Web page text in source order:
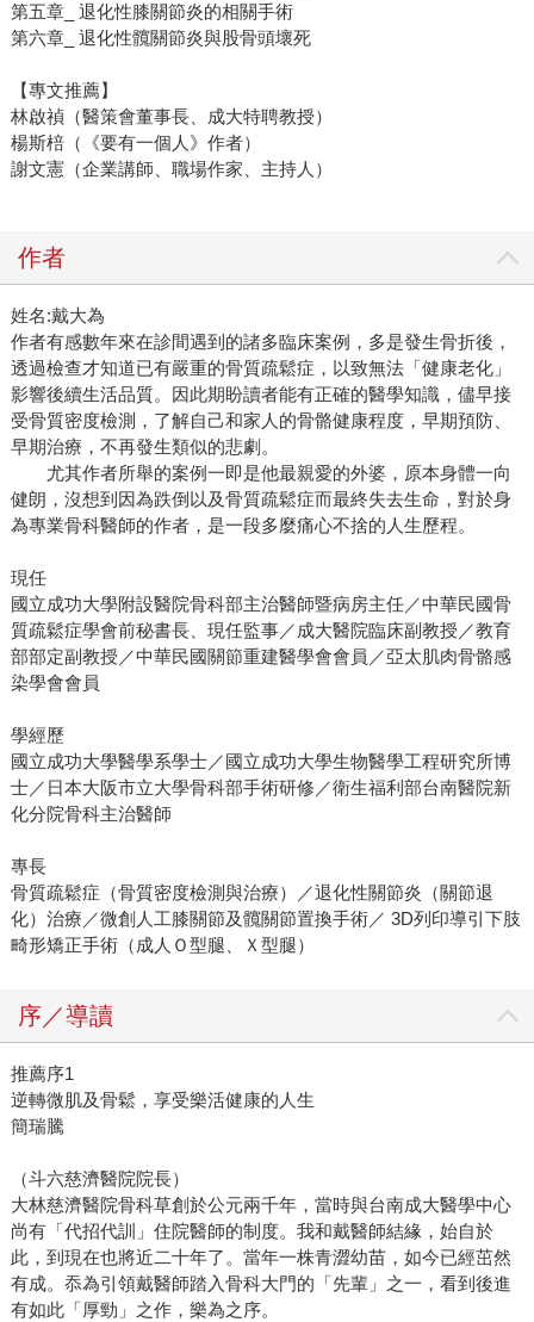
第五章_ 退化性膝關節炎的相關手術
第六章_ 退化性髖關節炎與股骨頭壞死
【專文推薦】
林啟禎（醫策會董事長、成大特聘教授）
楊斯棓（《要有一個人》作者）
謝文憲（企業講師、職場作家、主持人）
作者
姓名:戴大為
作者有感數年來在診間遇到的諸多臨床案例，多是發生骨折後，
透過檢查才知道已有嚴重的骨質疏鬆症，以致無法「健康老化」
影響後續生活品質。因此期盼讀者能有正確的醫學知識，儘早接
受骨質密度檢測，了解自己和家人的骨骼健康程度，早期預防、
早期治療，不再發生類似的悲劇。
尤其作者所舉的案例一即是他最親愛的外婆，原本身體一向
健朗，沒想到因為跌倒以及骨質疏鬆症而最終失去生命，對於身
為專業骨科醫師的作者，是一段多麼痛心不捨的人生歷程。
現任
國立成功大學附設醫院骨科部主治醫師暨病房主任／中華民國骨
質疏鬆症學會前秘書長、現任監事／成大醫院臨床副教授／教育
部部定副教授／中華民國關節重建醫學會會員／亞太肌肉骨骼感
染學會會員
學經歷
國立成功大學醫學系學士／國立成功大學生物醫學工程研究所博
士／日本大阪市立大學骨科部手術研修／衛生福利部台南醫院新
化分院骨科主治醫師
專長
骨質疏鬆症（骨質密度檢測與治療）／退化性關節炎（關節退
化）治療／微創人工膝關節及髖關節置換手術／ 3D列印導引下肢
畸形矯正手術（成人Ｏ型腿、Ｘ型腿）
序／導讀
推薦序1
逆轉微肌及骨鬆，享受樂活健康的人生
簡瑞騰
（斗六慈濟醫院院長）
大林慈濟醫院骨科草創於公元兩千年，當時與台南成大醫學中心
尚有「代招代訓」住院醫師的制度。我和戴醫師結緣，始自於
此，到現在也將近二十年了。當年一株青澀幼苗，如今已經茁然
有成。忝為引領戴醫師踏入骨科大門的「先輩」之一，看到後進
有如此「厚勁」之作，樂為之序。